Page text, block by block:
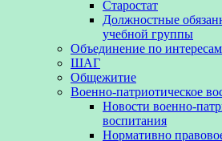
Старостат
Должностные
учебной группы
Объединение по интересам
ШАГ
Общежитие
Военно-патриотическое
Новости военно-
воспитания
Нормативно